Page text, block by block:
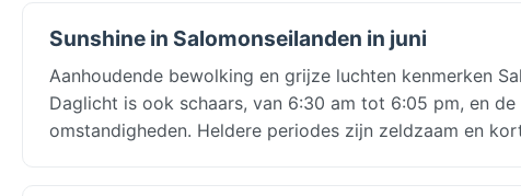
Sunshine in Salomonseilanden in juni
Aanhoudende bewolking en grijze luchten kenmerken
Daglicht is ook schaars, van 6:30 am tot 6:05 pm, en
omstandigheden. Heldere periodes zijn zeldzaam en